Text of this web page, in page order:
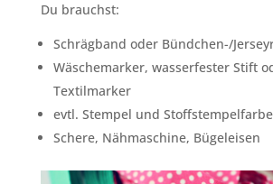
Du brauchst:
Schrägband oder Bündchen-/
Wäschemarker, wasserfester Stift
Textilmarker
evtl. Stempel und Stoffstempelfarbe
Schere, Nähmaschine, Bügeleisen